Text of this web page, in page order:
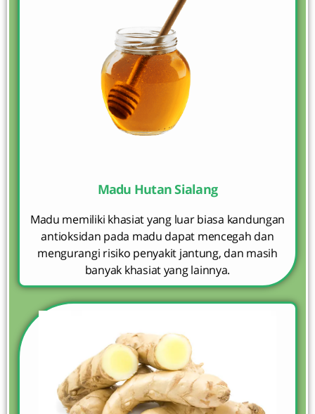
Madu Hutan Sialang
Madu memiliki khasiat yang luar biasa kandungan
antioksidan pada madu dapat mencegah dan
mengurangi risiko penyakit jantung, dan masih
banyak khasiat yang lainnya.